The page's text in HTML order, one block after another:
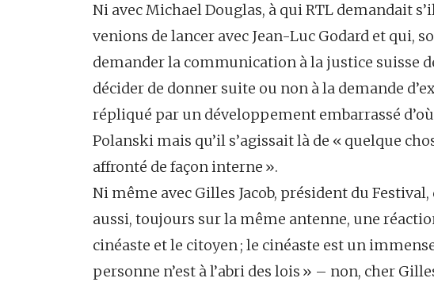
Ni avec Michael Douglas, à qui RTL demandait
venions de lancer avec Jean-Luc Godard et qui,
demander la communication à la justice suisse
décider de donner suite ou non à la demande
répliqué par un développement embarrassé
Polanski mais qu’il s’agissait là de « quelque
affronté de façon interne ».
Ni même avec Gilles Jacob, président du
aussi, toujours sur la même antenne, une
cinéaste et le citoyen ; le cinéaste est un
personne n’est à l’abri des lois » – non, cher